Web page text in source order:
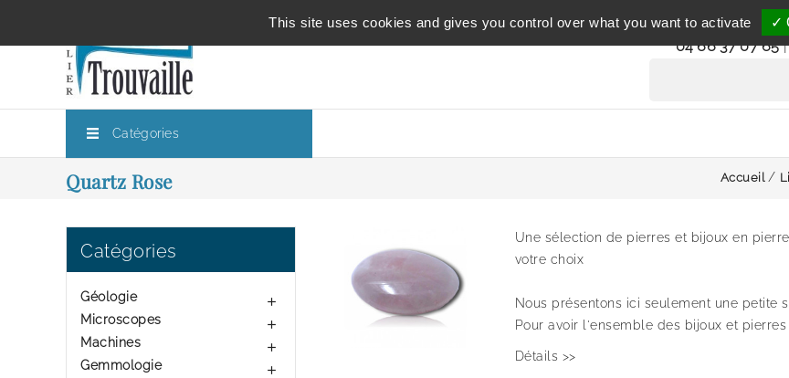
Service clientèle
du lundi au
04 66 37 07 65
Catégories
Quartz Rose Accueil
Catégories
Géologie 
Microscopes 
Machines 
Gemmologie 
Une sélection de pierres et bijoux en
votre choix
Nous présentons ici seulement une petite
Pour avoir l'ensemble des bijoux et
Détails >>
This site uses cookies and gives you control over what you want to activate ✓